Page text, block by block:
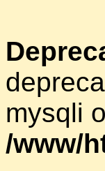
mysqli
/www/